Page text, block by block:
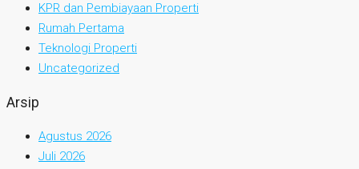
KPR dan Pembiayaan Properti
Rumah Pertama
Teknologi Properti
Uncategorized
Arsip
Agustus 2026
Juli 2026